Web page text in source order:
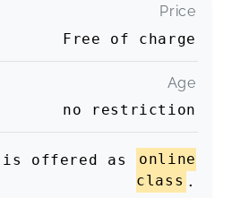
Price
Free of charge
Age
no restriction
is offered as
online
class .